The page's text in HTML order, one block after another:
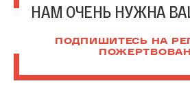
НАМ ОЧЕНЬ НУЖНА
ПОДПИШИТЕСЬ НА